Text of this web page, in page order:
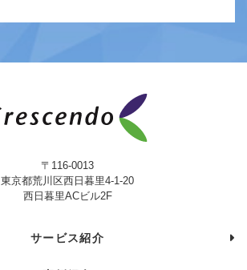
〒116-0013
東京都荒川区西日暮里4-1-20
西日暮里ACビル2F
サービス紹介